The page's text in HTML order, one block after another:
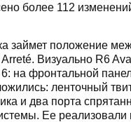
более 112
займет положение
Визуально R6
6: на фронтальной
ленточный
и два порта
Ее